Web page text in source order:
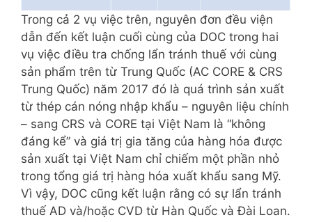
Trong cả 2 vụ việc trên, nguyên đơn đều viện
dẫn đến kết luận cuối cùng của DOC trong hai
vụ việc điều tra chống lẩn tránh thuế với cùng
sản phẩm trên từ Trung Quốc (AC CORE & CRS
Trung Quốc) năm 2017 đó là quá trình sản xuất
từ thép cán nóng nhập khẩu – nguyên liệu chính
– sang CRS và CORE tại Việt Nam là “không
đáng kể” và giá trị gia tăng của hàng hóa được
sản xuất tại Việt Nam chỉ chiếm một phần nhỏ
trong tổng giá trị hàng hóa xuất khẩu sang Mỹ.
Vì vậy, DOC cũng kết luận rằng có sự lẩn tránh
thuế AD và/hoặc CVD từ Hàn Quốc và Đài Loan.